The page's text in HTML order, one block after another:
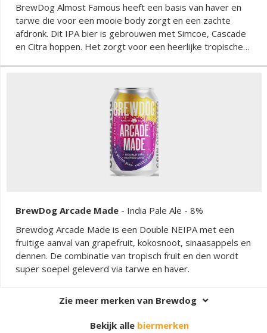
BrewDog Almost Famous heeft een basis van haver en
tarwe die voor een mooie body zorgt en een zachte
afdronk. Dit IPA bier is gebrouwen met Simcoe, Cascade
en Citra hoppen. Het zorgt voor een heerlijke tropische
BrewDog Arcade Made - India Pale Ale - 8%
Brewdog Arcade Made is een Double NEIPA met een
fruitige aanval van grapefruit, kokosnoot, sinaasappels en
dennen. De combinatie van tropisch fruit en den wordt
super soepel geleverd via tarwe en haver.
Zie meer merken van Brewdog
Bekijk alle biermerken